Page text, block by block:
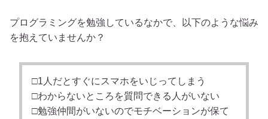
プログラミングを勉強しているなかで、以下のような悩み
を抱えていませんか？
□1人だとすぐにスマホをいじってしまう
□わからないところを質問できる人がいない
□勉強仲間がいないのでモチベーションが保て